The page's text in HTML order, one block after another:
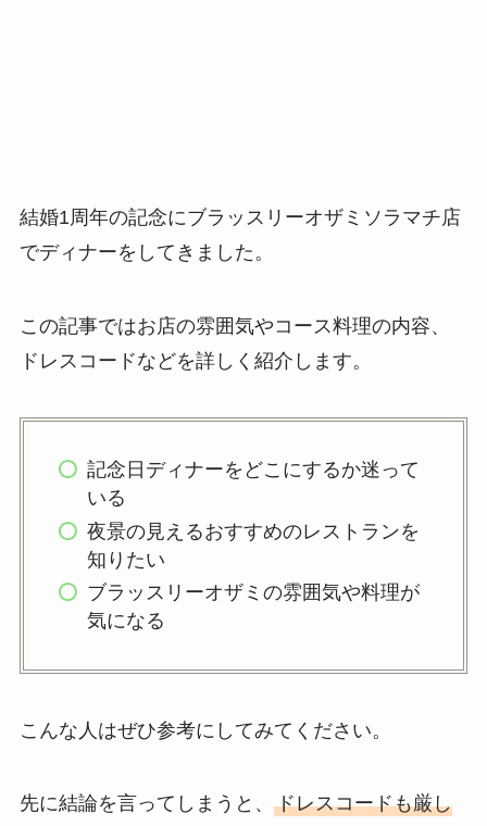
結婚1周年の記念にブラッスリーオザミソラマチ店
でディナーをしてきました。
この記事ではお店の雰囲気やコース料理の内容、
ドレスコードなどを詳しく紹介します。
記念日ディナーをどこにするか迷って
いる
夜景の見えるおすすめのレストランを
知りたい
ブラッスリーオザミの雰囲気や料理が
気になる
こんな人はぜひ参考にしてみてください。
先に結論を言ってしまうと、 ドレスコードも厳し